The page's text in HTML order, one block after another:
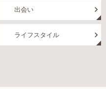
出会い
ライフスタイル